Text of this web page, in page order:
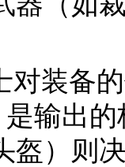
对装备
输出
盔）则